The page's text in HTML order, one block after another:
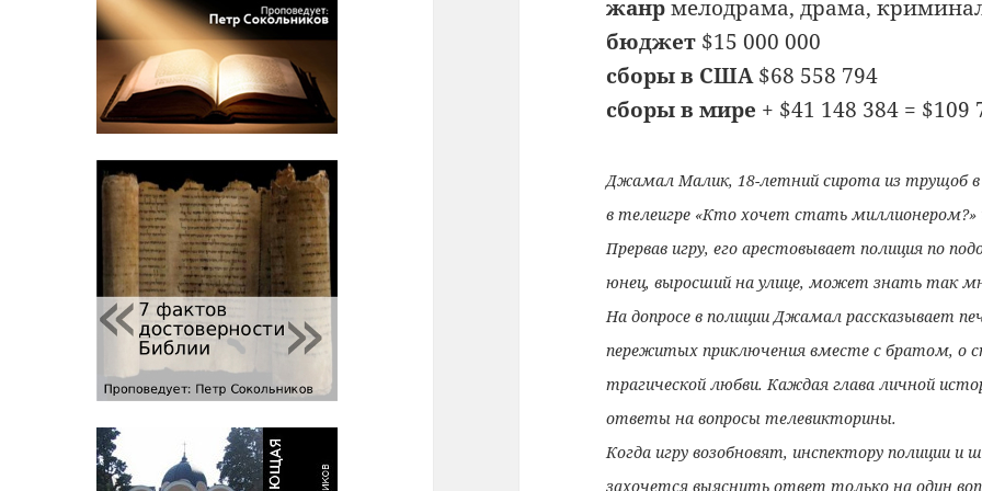
жанрмелодрама, драма,
бюджет $15 000 000
сборы в США$68 558 794
сборы в мире + $41 148 384 = $109
Джамал Малик, 18-летний сирота из трущоб
в телеигре «Кто хочет стать
Прервав игру, его арестовывает полиция по
юнец, выросший на улице, может знать так
На допросе в полиции Джамал рассказывает
пережитых приключения вместе с братом, о
трагической любви. Каждая глава личной
ответы на вопросы телевикторины.
Когда игру возобновят, инспектору полиции
захочется выяснить ответ только на один